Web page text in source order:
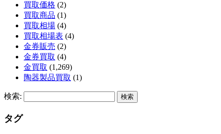
買取価格 (2)
買取商品 (1)
買取相場 (4)
買取相場表 (4)
金券販売 (2)
金券買取 (4)
金買取 (1,269)
陶器製品買取 (1)
検索:
タグ